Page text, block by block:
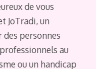
de vous
JoTradi, un
personnes
au
ou un handicap